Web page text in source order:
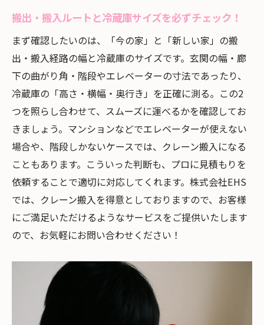
搬出・搬入ルートと冷蔵庫サイズを必ずチェック！
まず確認したいのは、「今の家」と「新しい家」の搬
出・搬入経路の幅と冷蔵庫のサイズです。玄関の幅・廊
下の曲がり角・階段やエレベーターの寸法であったり、
冷蔵庫の「高さ・横幅・奥行き」を正確に測る。この2
つを照らし合わせて、スムーズに運べるかを確認してお
きましょう。マンションなどでエレベーターが使えない
場合や、階段しかないケースでは、クレーン搬入になる
こともあります。こういった判断も、プロに見積もりを
依頼することで適切に対応してくれます。株式会社EHS
では、クレーン搬入を得意としておりますので、お客様
にご満足いただけるようなサービスをご提供いたします
ので、お気軽にお問い合わせください！